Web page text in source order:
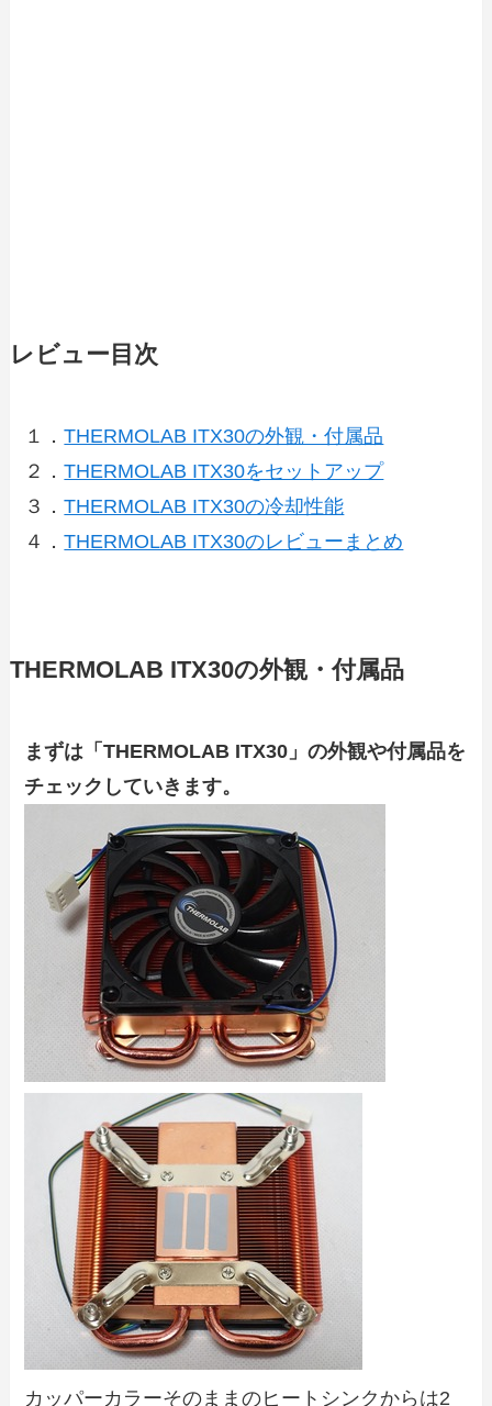
レビュー目次
１．THERMOLAB ITX30の外観・付属品
２．THERMOLAB ITX30をセットアップ
３．THERMOLAB ITX30の冷却性能
４．THERMOLAB ITX30のレビューまとめ
THERMOLAB ITX30の外観・付属品
まずは「THERMOLAB ITX30」の外観や付属品を
チェックしていきます。
カッパーカラーそのままのヒートシンクからは2